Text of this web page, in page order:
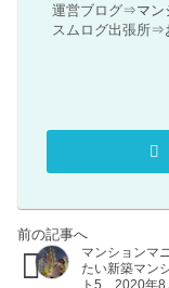
運営ブログ⇒マン
スムログ出張所⇒
マンションマ
たい新築マン
ト5 2020年8